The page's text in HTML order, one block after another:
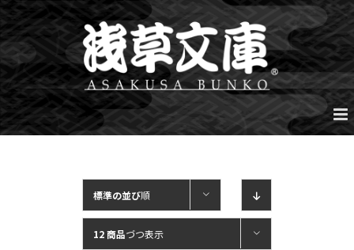
Skip
to
content
標準の並び順
12 商品づつ表示